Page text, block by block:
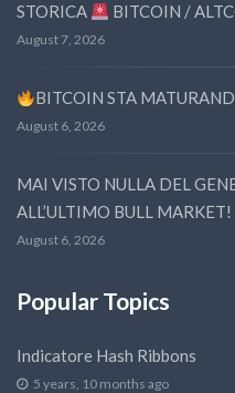
STORICA
BITCOIN /
August 7, 2026
BITCOIN STA
August 6, 2026
MAI VISTO NULLA DEL
ALL’ULTIMO BULL
August 6, 2026
Popular Topics
Indicatore Hash Ribbons
5 years, 10 months ago